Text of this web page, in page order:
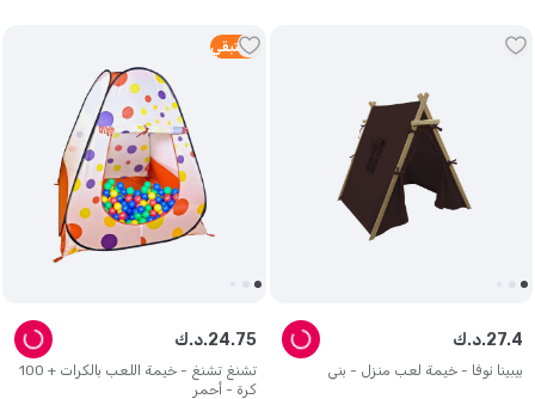
بيبينا نوفا - خيمة لعب منزل - بني
د.ك.27.4
5 متبقي
تشنغ تشنغ - خيمة اللعب بالكرات + 100
كرة - أحمر
د.ك.24.75